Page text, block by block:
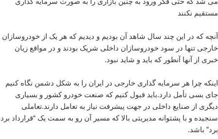
مستقیم نکنند
آنچه که در این چند سال شاهد آن بودیم و دیدیم که هر یک از خودروسازان
خارجی تنها در سود خودروسازان داخلی شریک بودند و در مواقع زیان
خبری از آنها آنطور که باید و شاید نبود.
اینکه چرا هر سرمایه گذاری خارجی در ایران را به شکل دشمن نگاه کنیم
جای بسی تأمل دارد.باید قبول کنیم که صنعت خودرو کشور و بسیاری
دیگری از صنایع داخلی در جهت پیشرفت نیاز به تعامل دارند.تعاملی
سنجیده و با پشتوانه مدیریتی بالا که مسیر آن رو به سمت یک “قرارداد برد
برد” باشد.